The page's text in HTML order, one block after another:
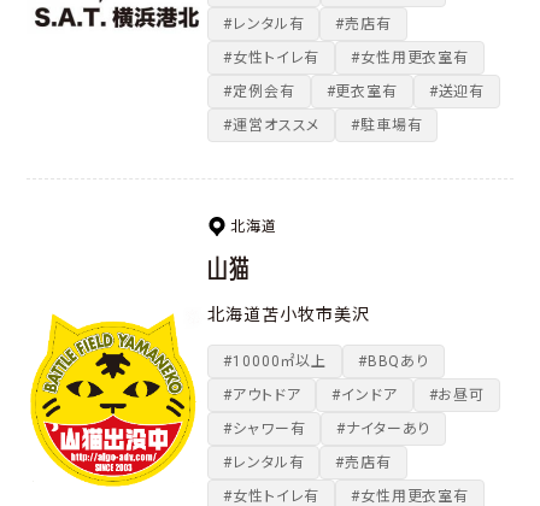
#レンタル有
#売店有
#女性トイレ有
#女性用更衣室有
#定例会有
#更衣室有
#送迎有
#運営オススメ
#駐車場有
北海道
山猫
北海道苫小牧市美沢
#10000㎡以上
#BBQあり
#アウトドア
#インドア
#お昼可
#シャワー有
#ナイターあり
#レンタル有
#売店有
#女性トイレ有
#女性用更衣室有